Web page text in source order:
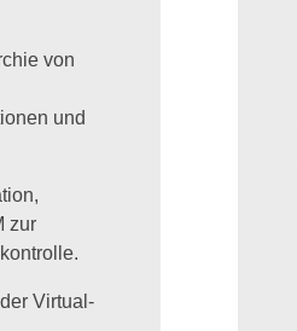
von
und
zur
Virtual-